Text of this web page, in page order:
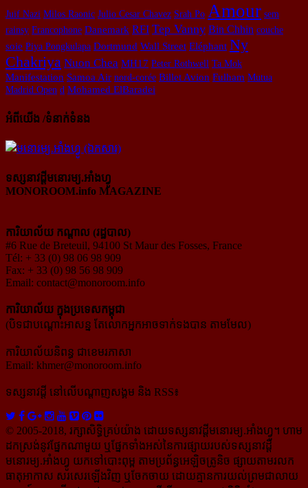
Juif Nazi Milos Raonic Julio Cesar Chavez Srah Po Amour sem
rainsy Francophone Danemark RFI Tep Vanny Bin Chhin couche
soie Piya Pongkulapa Dortmund Wall Street Eléphant Ny
Chakriya Nuon Chea MH17 Peter Rothwell Ta Mok
Manifestation Samoa Air nord-corée Billet Avion Fulham Mutua
Madrid Open d Mohamed ElBaradei
អំពីយើង /ទំនាក់ទំនង
ទស្សនាវដ្ដីមនោរម្យ.អាំងហ្វូ
MONOROOM.info MAGAZINE
ការិយាល័យ កណ្ដាល (រដ្ឋបាល)
#6 Rue de Breteuil, 94100 St Maur des Fosses, France
Tél: + 33 (0) 98 06 98 909
Fax: + 33 (0) 98 56 98 909
Email: contact@monoroom.info
ការិយាល័យ ក្នុង​ប្រទេស​កម្ពុជា
(បិទជាបណ្ដោះអាសន្ន តែលោកអ្នកអាចទាក់ទងបាន តាមមែល)
ការិយាល័យនិពន្ធ ជាខេមរភាសា
Email: khmer@monoroom.info
ទស្សនាវដ្ដី​ នៅលើបណ្ដាញសង្គម និង RSS៖
© 2005-2018, រក្សាសិទ្ធិគ្រប់យ៉ាង ដោយទស្សនាវដ្ដី​មនោរម្យ.អាំងហ្វូ។ ហាម​
ដក​ស្រង់​នូវ​ផ្នែក​ណា​មួយ​ ឬ​ផ្នែក​ទាំង​អស់​នៃ​ការ​ផ្សាយ​របស់​ទស្សនាវដ្ដី​​
មនោរម្យ.អាំងហ្វូ យក​ទៅ​​បោះពុម្ព តាម​ប្រព័ន្ធ​អេឡិច​ត្រូនិច ផ្សាយ​តាម​រលក​
ធាតុអាកាស សរសេរ​ឡើង​វិញ ឬ​ចែក​ចាយ​ ដោយ​គ្មាន​ការ​យល់ព្រមជា​លាយ​